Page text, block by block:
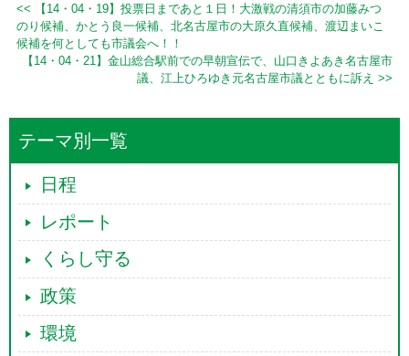
<< 【14・04・19】投票日まであと１日！大激戦の清須市の加藤みつ
のり候補、かとう良一候補、北名古屋市の大原久直候補、渡辺まいこ
候補を何としても市議会へ！！
【14・04・21】金山総合駅前での早朝宣伝で、山口きよあき名古屋市
議、江上ひろゆき元名古屋市議とともに訴え >>
テーマ別一覧
日程
レポート
くらし守る
政策
環境